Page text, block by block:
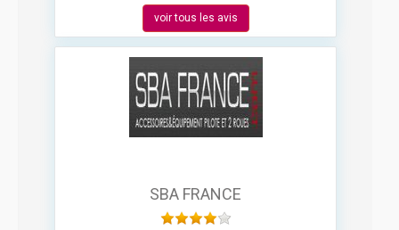
voir tous les avis
SBA FRANCE